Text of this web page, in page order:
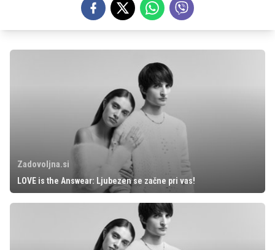
Zadovoljna.si
LOVE is the Answear: Ljubezen se začne pri vas!